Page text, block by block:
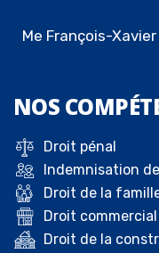
Me François-Xavier
NOS
Droit pénal
Indemnisation
Droit de la
Droit commercial
Droit de la